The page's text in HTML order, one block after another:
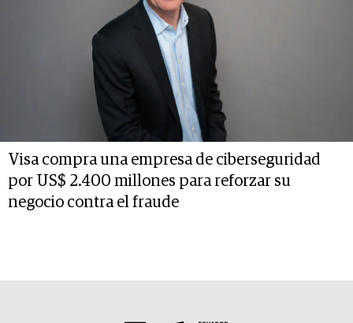
Visa compra una empresa de ciberseguridad
por US$ 2.400 millones para reforzar su
negocio contra el fraude